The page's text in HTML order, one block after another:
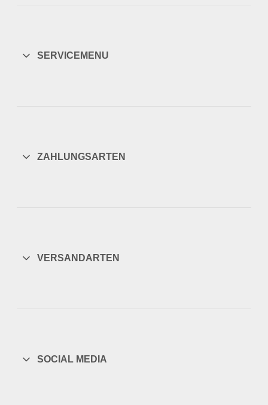
SERVICEMENU
ZAHLUNGSARTEN
VERSANDARTEN
SOCIAL MEDIA